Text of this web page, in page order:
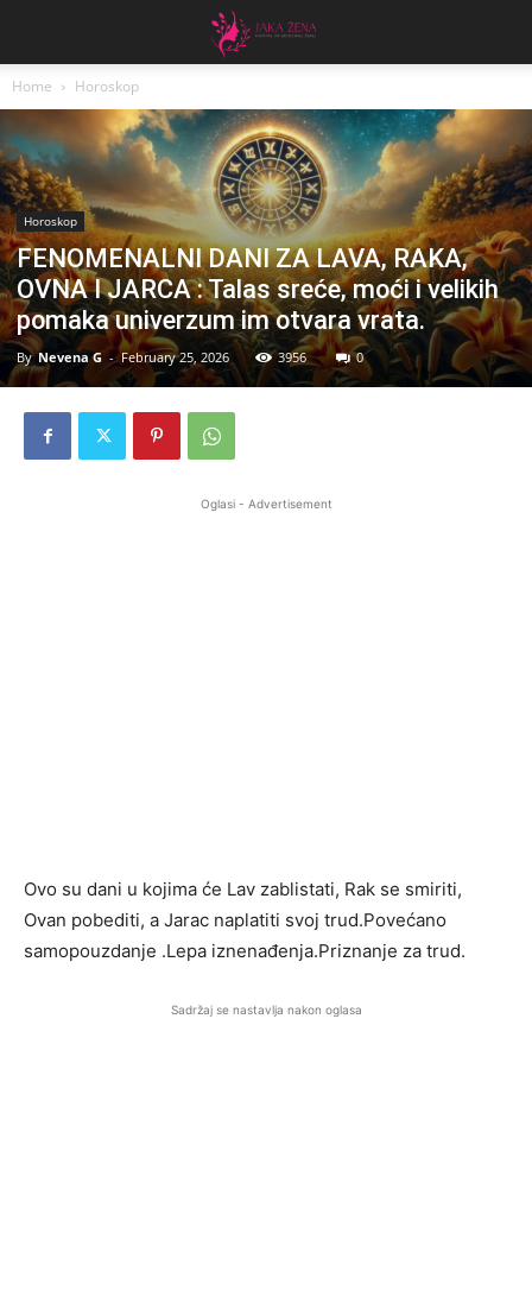
Home Horoskop
Horoskop
FENOMENALNI DANI ZA LAVA, RAKA,
OVNA I JARCA : Talas sreće, moći i velikih
pomaka univerzum im otvara vrata.
By Nevena G - February 25, 2026 3956 0
Oglasi - Advertisement
Ovo su dani u kojima će Lav zablistati, Rak se smiriti,
Ovan pobediti, a Jarac naplatiti svoj trud.Povećano
samopouzdanje .Lepa iznenađenja.Priznanje za trud.
Sadržaj se nastavlja nakon oglasa